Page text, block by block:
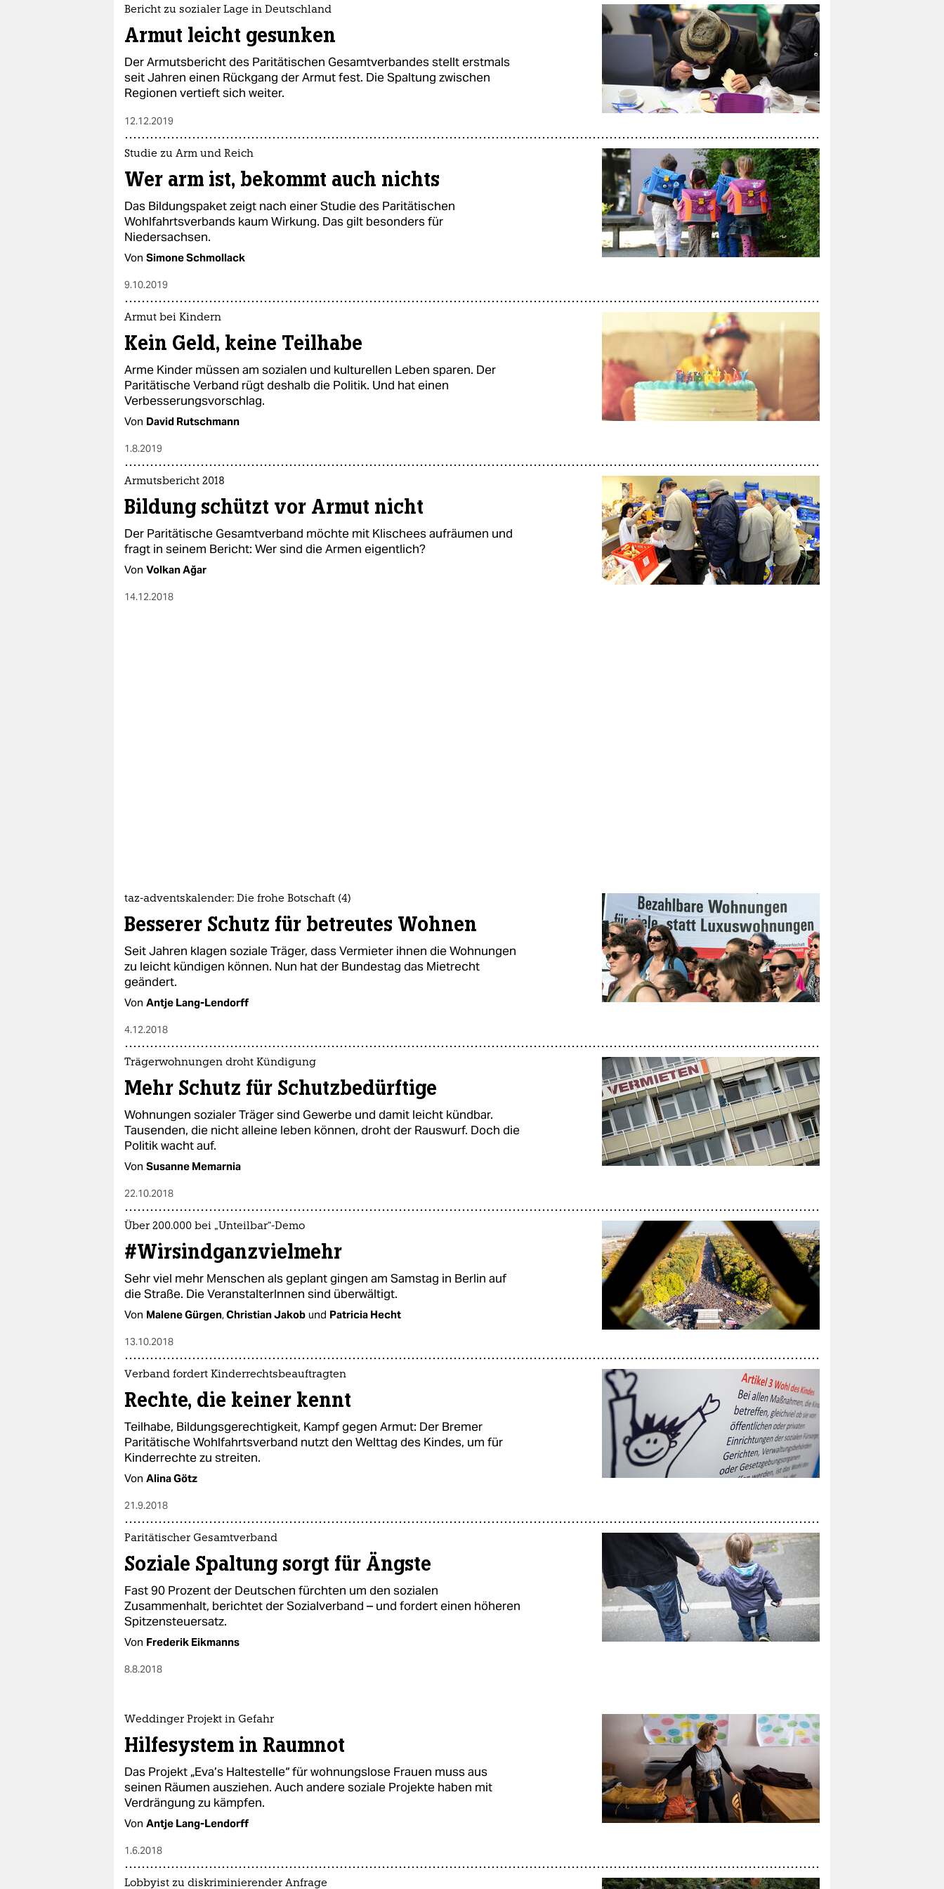
epaper login
Bericht zu sozialer Lage in Deutschland
Armut leicht gesunken
Der Armutsbericht des Paritätischen Gesamtverbandes stellt erstmals
seit Jahren einen Rückgang der Armut fest. Die Spaltung zwischen
Regionen vertieft sich weiter.
12.12.2019
Studie zu Arm und Reich
Wer arm ist, bekommt auch nichts
Das Bildungspaket zeigt nach einer Studie des Paritätischen
Wohlfahrtsverbands kaum Wirkung. Das gilt besonders für
Niedersachsen.
Von Simone Schmollack
9.10.2019
Armut bei Kindern
Kein Geld, keine Teilhabe
Arme Kinder müssen am sozialen und kulturellen Leben sparen. Der
Paritätische Verband rügt deshalb die Politik. Und hat einen
Verbesserungsvorschlag.
Von David Rutschmann
1.8.2019
Armutsbericht 2018
Bildung schützt vor Armut nicht
Der Paritätische Gesamtverband möchte mit Klischees aufräumen und
fragt in seinem Bericht: Wer sind die Armen eigentlich?
Von Volkan Ağar
14.12.2018
taz-adventskalender: Die frohe Botschaft (4)
Besserer Schutz für betreutes Wohnen
Seit Jahren klagen soziale Träger, dass Vermieter ihnen die Wohnungen
zu leicht kündigen können. Nun hat der Bundestag das Mietrecht
geändert.
Von Antje Lang-Lendorff
4.12.2018
Trägerwohnungen droht Kündigung
Mehr Schutz für Schutzbedürftige
Wohnungen sozi­aler Träger sind Gewerbe und da­mit leicht kündbar.
Tausenden, die nicht alleine leben können, droht der Rauswurf. Doch die
Politik wacht auf.
Von Susanne Memarnia
22.10.2018
Über 200.000 bei „Unteilbar“-Demo
#Wirsindganzvielmehr
Sehr viel mehr Menschen als geplant gingen am Samstag in Berlin auf
die Straße. Die VeranstalterInnen sind überwältigt.
Von Malene Gürgen,Christian Jakob und Patricia Hecht
13.10.2018
Verband fordert Kinderrechtsbeauftragten
Rechte, die keiner kennt
Teilhabe, Bildungsgerechtigkeit, Kampf gegen Armut: Der Bremer
Paritätische Wohlfahrtsverband nutzt den Welttag des Kindes, um für
Kinderrechte zu streiten.
Von Alina Götz
21.9.2018
Paritätischer Gesamtverband
Soziale Spaltung sorgt für Ängste
Fast 90 Prozent der Deutschen fürchten um den sozialen
Zusammenhalt, berichtet der Sozialverband – und fordert einen höheren
Spitzensteuersatz.
Von Frederik Eikmanns
8.8.2018
Weddinger Projekt in Gefahr
Hilfesystem in Raumnot
Das Projekt „Eva’s Haltestelle“ für wohnungslose Frauen muss aus
seinen Räumen ausziehen. Auch andere soziale Projekte haben mit
Verdrängung zu kämpfen.
Von Antje Lang-Lendorff
1.6.2018
Lobbyist zu diskriminierender Anfrage